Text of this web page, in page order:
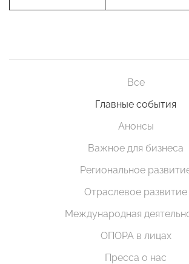
Все
Главные события
Анонсы
Важное для бизнеса
Региональное
Отраслевое развитие
Международная
ОПОРА в лицах
Пресса о нас